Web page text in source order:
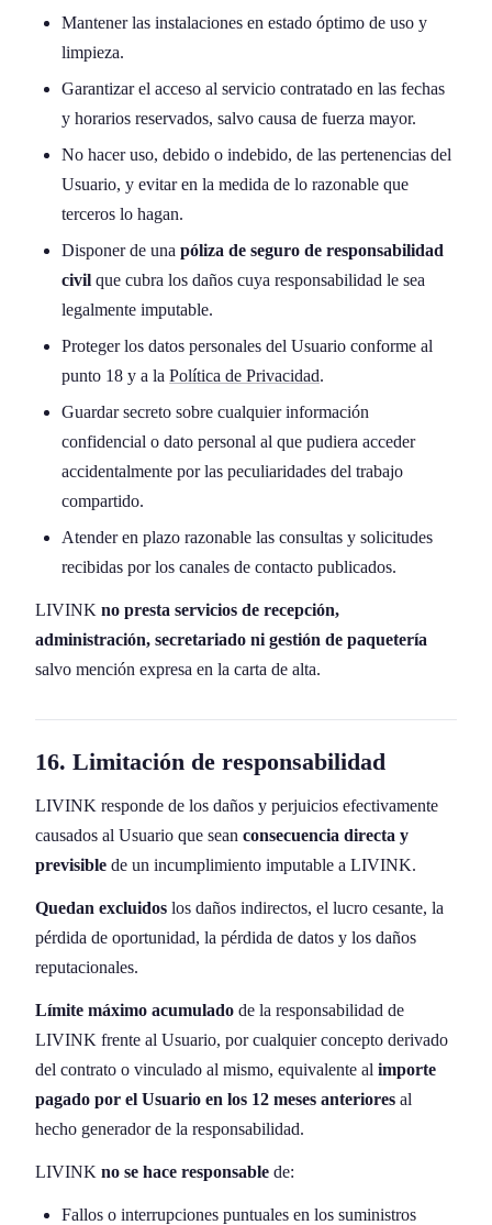
Mantener las instalaciones en estado óptimo de uso y
limpieza.
Garantizar el acceso al servicio contratado en las fechas
y horarios reservados, salvo causa de fuerza mayor.
No hacer uso, debido o indebido, de las pertenencias del
Usuario, y evitar en la medida de lo razonable que
terceros lo hagan.
Disponer de una póliza de seguro de responsabilidad
civil que cubra los daños cuya responsabilidad le sea
legalmente imputable.
Proteger los datos personales del Usuario conforme al
punto 18 y a la Política de Privacidad.
Guardar secreto sobre cualquier información
confidencial o dato personal al que pudiera acceder
accidentalmente por las peculiaridades del trabajo
compartido.
Atender en plazo razonable las consultas y solicitudes
recibidas por los canales de contacto publicados.
LIVINK no presta servicios de recepción,
administración, secretariado ni gestión de paquetería
salvo mención expresa en la carta de alta.
16. Limitación de responsabilidad
LIVINK responde de los daños y perjuicios efectivamente
causados al Usuario que sean consecuencia directa y
previsible de un incumplimiento imputable a LIVINK.
Quedan excluidos los daños indirectos, el lucro cesante, la
pérdida de oportunidad, la pérdida de datos y los daños
reputacionales.
Límite máximo acumulado de la responsabilidad de
LIVINK frente al Usuario, por cualquier concepto derivado
del contrato o vinculado al mismo, equivalente al importe
pagado por el Usuario en los 12 meses anteriores al
hecho generador de la responsabilidad.
LIVINK no se hace responsable de:
Fallos o interrupciones puntuales en los suministros